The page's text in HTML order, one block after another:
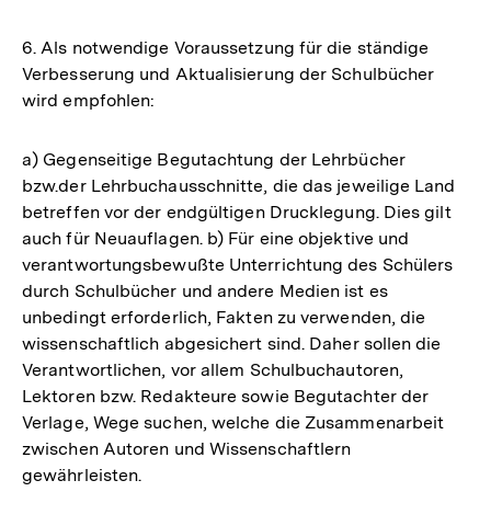
6. Als notwendige Voraussetzung für die ständige
Verbesserung und Aktualisierung der Schulbücher
wird empfohlen:
a) Gegenseitige Begutachtung der Lehrbücher
bzw.der Lehrbuchausschnitte, die das jeweilige Land
betreffen vor der endgültigen Drucklegung. Dies gilt
auch für Neuauflagen. b) Für eine objektive und
verantwortungsbewußte Unterrichtung des Schülers
durch Schulbücher und andere Medien ist es
unbedingt erforderlich, Fakten zu verwenden, die
wissenschaftlich abgesichert sind. Daher sollen die
Verantwortlichen, vor allem Schulbuchautoren,
Lektoren bzw. Redakteure sowie Begutachter der
Verlage, Wege suchen, welche die Zusammenarbeit
zwischen Autoren und Wissenschaftlern
gewährleisten.